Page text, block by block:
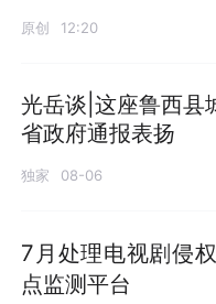
原创 12:20
光岳谈|这座鲁西县
省政府通报表扬
独家 08-06
7月处理电视剧侵
点监测平台